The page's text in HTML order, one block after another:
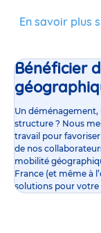
En savoir plus
Bénéficier
Un déménagement,
structure ? Nous
travail pour
de nos
mobilité
France (et même à
solutions pour votre